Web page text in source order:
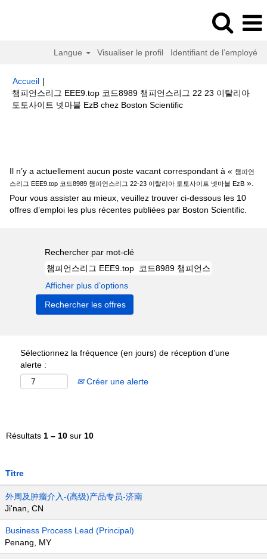
Langue Visualiser le profil Identifiant de l’employé
Accueil |
챔피언스리그 EEE9.top 코드8989 챔피언스리그 22 23 이탈리아
토토사이트 넷마블 EzB chez Boston Scientific(page
Il n’y a actuellement aucun poste vacant correspondant à « 챔피언
스리그 EEE9.top 코드8989 챔피언스리그 22-23 이탈리아 토토사이트 넷마블 EzB ».
Pour vous assister au mieux, veuillez trouver ci-dessous les 10
offres d’emploi les plus récentes publiées par Boston Scientific.
Rechercher par mot-clé
Afficher plus d’options
Sélectionnez la fréquence (en jours) de réception d’une
alerte :
Créer une alerte
Résultats 1 – 10 sur 10
Titre
外周及肿瘤介入-(高级)产品专员-济南
Ji'nan, CN
Business Process Lead (Principal)
Penang, MY